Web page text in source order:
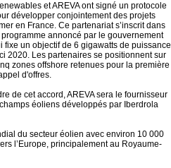
et AREVA ont signé un protocole
développer conjointement des projets
en France. Ce partenariat s’inscrit dans
programme annoncé par le gouvernement
fixe un objectif de 6 gigawatts de puissance
2020. Les partenaires se positionnent sur
zones offshore retenues pour la première
d'offres.
de cet accord, AREVA sera le fournisseur
éoliens développés par Iberdrola
du secteur éolien avec environ 10 000
l’Europe, principalement au Royaume-